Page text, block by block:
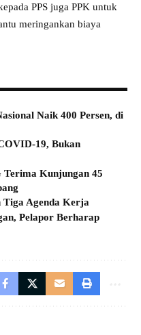
PPS juga PPK untuk
meringankan biaya
Naik 400 Persen, di
19, Bukan
Terima Kunjungan 45
Tiga Agenda Kerja
Pelapor Berharap